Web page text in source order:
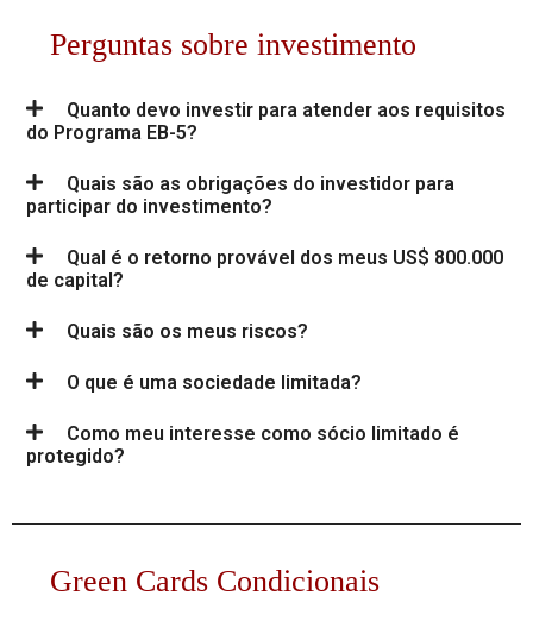
Perguntas sobre investimento
Quanto devo investir para atender aos requisitos
do Programa EB-5?
Quais são as obrigações do investidor para
participar do investimento?
Qual é o retorno provável dos meus US$ 800.000
de capital?
Quais são os meus riscos?
O que é uma sociedade limitada?
Como meu interesse como sócio limitado é
protegido?
Green Cards Condicionais